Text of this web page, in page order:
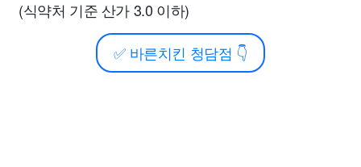
(식약처 기준 산가 3.0 이하)
✅ 바른치킨 청담점 👇